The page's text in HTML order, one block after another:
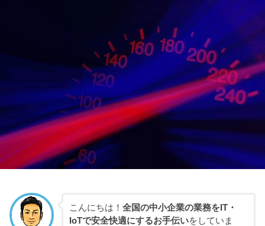
こんにちは！全国の中小企業の業務をIT・
IoTで安全快適にするお手伝いをしていま